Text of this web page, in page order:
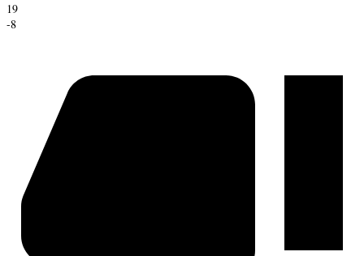
19
-8